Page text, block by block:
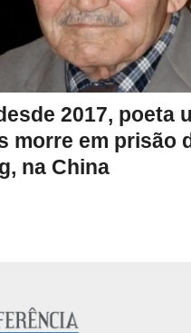
2017, poeta
morre em prisão
na China